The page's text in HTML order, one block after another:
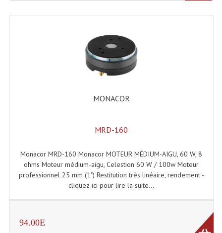
Angles Structure TRIO290
Angles Structure Triodéco
Cercle Struct Carrée 290
Cercle Struct SCC Carre
Cercle Struct Triangulaire290
MONACOR
MRD-160
Monacor MRD-160 Monacor MOTEUR MÉDIUM-AIGU, 60 W, 8
ohms Moteur médium-aigu, Celestion 60 W / 100w Moteur
professionnel 25 mm (1") Restitution très linéaire, rendement -
cliquez-ici pour lire la suite...
94.00E